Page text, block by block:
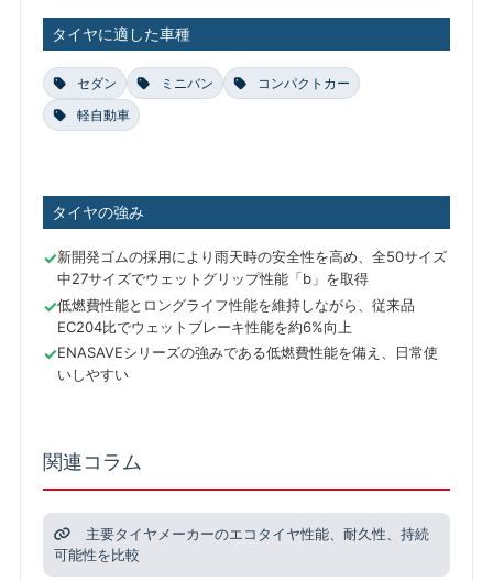
タイヤに適した車種
セダン ミニバン
コンパクトカー
軽自動車
タイヤの強み
新開発ゴムの採用により雨天時の安全性を高め、全50サイズ
中27サイズでウェットグリップ性能「b」を取得
低燃費性能とロングライフ性能を維持しながら、従来品
EC204比でウェットブレーキ性能を約6%向上
ENASAVEシリーズの強みである低燃費性能を備え、日常使
いしやすい
関連コラム
主要タイヤメーカーのエコタイヤ性能、耐久性、持続
可能性を比較